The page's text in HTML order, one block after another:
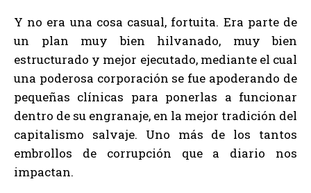
Y no era una cosa casual, fortuita. Era parte de
un plan muy bien hilvanado, muy bien
estructurado y mejor ejecutado, mediante el cual
una poderosa corporación se fue apoderando de
pequeñas clínicas para ponerlas a funcionar
dentro de su engranaje, en la mejor tradición del
capitalismo salvaje. Uno más de los tantos
embrollos de corrupción que a diario nos
impactan.